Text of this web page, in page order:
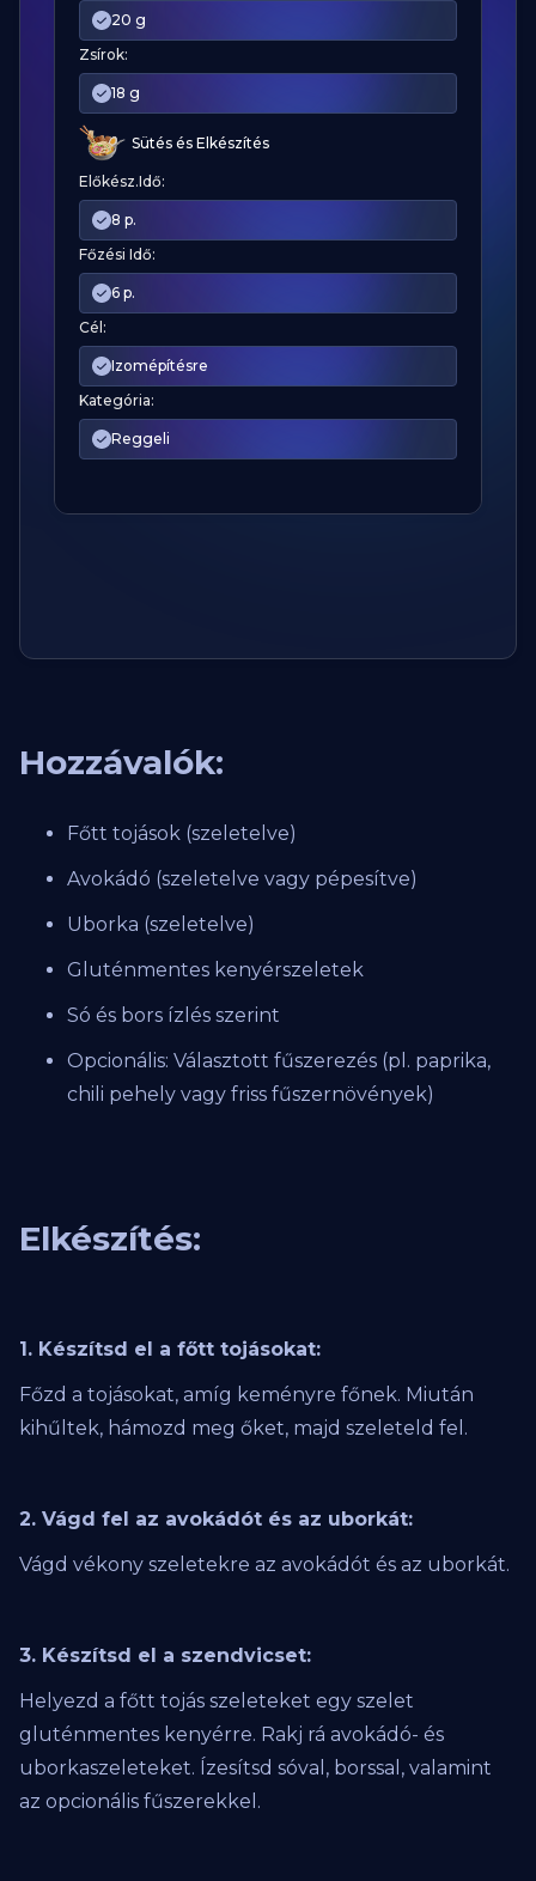
20 g
Zsírok:
18 g
Sütés és Elkészítés
Előkész.Idő:
8 p.
Főzési Idő:
6 p.
Cél:
Izomépítésre
Kategória:
Reggeli
Hozzávalók:
Főtt tojások (szeletelve)
Avokádó (szeletelve vagy pépesítve)
Uborka (szeletelve)
Gluténmentes kenyérszeletek
Só és bors ízlés szerint
Opcionális: Választott fűszerezés (pl. paprika,
chili pehely vagy friss fűszernövények)
Elkészítés:
1. Készítsd el a főtt tojásokat:
Főzd a tojásokat, amíg keményre főnek. Miután
kihűltek, hámozd meg őket, majd szeleteld fel.
2. Vágd fel az avokádót és az uborkát:
Vágd vékony szeletekre az avokádót és az uborkát.
3. Készítsd el a szendvicset:
Helyezd a főtt tojás szeleteket egy szelet
gluténmentes kenyérre. Rakj rá avokádó- és
uborkaszeleteket. Ízesítsd sóval, borssal, valamint
az opcionális fűszerekkel.